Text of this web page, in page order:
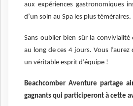
aux expériences gastronomiques
d’un soin au Spa les plus téméraires.
Sans oublier bien sûr la
au long de ces 4 jours. Vous
un véritable esprit d’équipe !
Beachcomber Aventure partage
gagnants qui participeront à cette